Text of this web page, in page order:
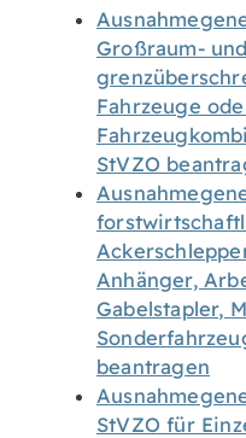
Großraum-
Fahrzeuge
StVZO
Anhänger,
Gabelstapler,
beantragen
StVZO für